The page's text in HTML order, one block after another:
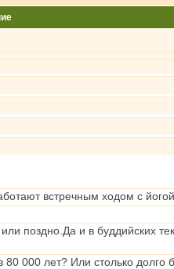
встречным ходом с йогой.
поздно.Да и в буддийских
000 лет? Или столько долго